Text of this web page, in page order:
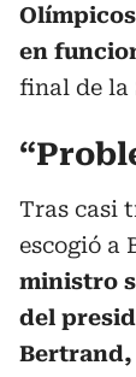
en
final de la
Tras casi
escogió a
ministro
del
Bertrand,